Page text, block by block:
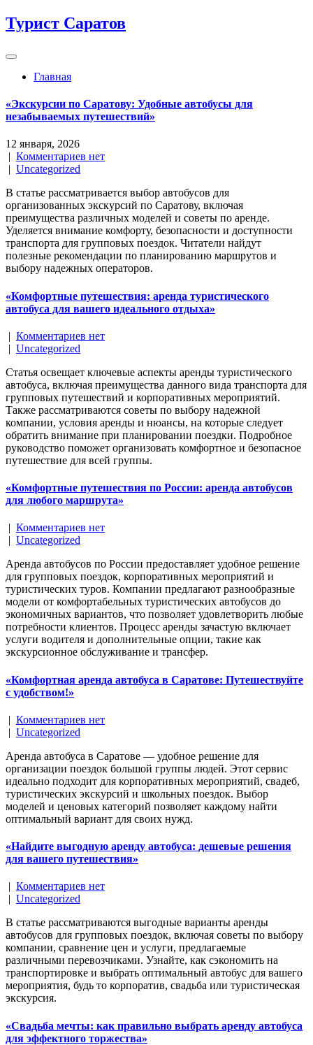
Перейти
к
Турист Саратов
Главная
«Экскурсии по Саратову: Удобные автобусы для
незабываемых путешествий»
12 января, 2026
| Комментариев нет
| Uncategorized
В статье рассматривается выбор автобусов для
организованных экскурсий по Саратову, включая
преимущества различных моделей и советы по аренде.
Уделяется внимание комфорту, безопасности и доступности
транспорта для групповых поездок. Читатели найдут
полезные рекомендации по планированию маршрутов и
выбору надежных операторов.
«Комфортные путешествия: аренда туристического
автобуса для вашего идеального отдыха»
| Комментариев нет
| Uncategorized
Статья освещает ключевые аспекты аренды туристического
автобуса, включая преимущества данного вида транспорта для
групповых путешествий и корпоративных мероприятий.
Также рассматриваются советы по выбору надежной
компании, условия аренды и нюансы, на которые следует
обратить внимание при планировании поездки. Подробное
руководство поможет организовать комфортное и безопасное
путешествие для всей группы.
«Комфортные путешествия по России: аренда автобусов
для любого маршрута»
| Комментариев нет
| Uncategorized
Аренда автобусов по России предоставляет удобное решение
для групповых поездок, корпоративных мероприятий и
туристических туров. Компании предлагают разнообразные
модели от комфортабельных туристических автобусов до
экономичных вариантов, что позволяет удовлетворить любые
потребности клиентов. Процесс аренды зачастую включает
услуги водителя и дополнительные опции, такие как
экскурсионное обслуживание и трансфер.
«Комфортная аренда автобуса в Саратове: Путешествуйте
с удобством!»
| Комментариев нет
| Uncategorized
Аренда автобуса в Саратове — удобное решение для
организации поездок большой группы людей. Этот сервис
идеально подходит для корпоративных мероприятий, свадеб,
туристических экскурсий и школьных поездок. Выбор
моделей и ценовых категорий позволяет каждому найти
оптимальный вариант для своих нужд.
«Найдите выгодную аренду автобуса: дешевые решения
для вашего путешествия»
Комментариев нет
Uncategorized
В статье рассматриваются выгодные варианты аренды
автобусов для групповых поездок, включая советы по выбору
компании, сравнение цен и услуги, предлагаемые
различными перевозчиками. Узнайте, как сэкономить на
транспортировке и выбрать оптимальный автобус для вашего
мероприятия, будь то корпоратив, свадьба или туристическая
экскурсия.
«Свадьба мечты: как правильно выбрать аренду автобуса
для эффектного торжества»